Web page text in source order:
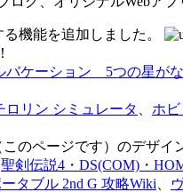
機能を追加しました。
バケーション 5つの星が
ロリン シミュレータ ホ
のページです）のデザイ
聖剣伝説4・DS(COM)・
タブル 2nd G 攻略Wiki